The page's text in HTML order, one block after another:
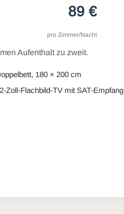
89 €
pro Zimmer/Nacht
Aufenthalt zu zweit.
180 × 200 cm
Zoll-Flachbild-TV mit SAT-Empfang